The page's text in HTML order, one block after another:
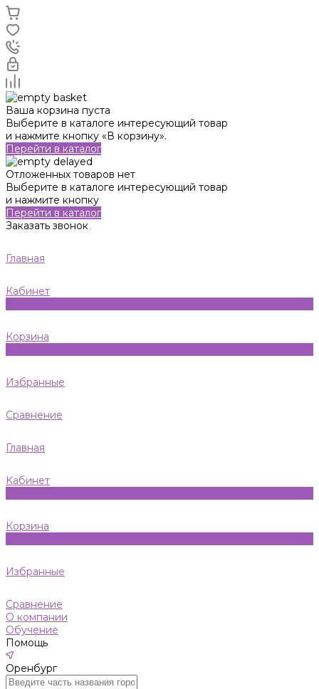
Ваша корзина пуста
Выберите в каталоге интересующий товар
и нажмите кнопку «В корзину».
Перейти в каталог
Отложенных товаров нет
Выберите в каталоге интересующий товар
и нажмите кнопку
Перейти в каталог
Заказать звонок
Главная
Кабинет
Корзина
Избранные
Сравнение
Главная
Кабинет
Корзина
Избранные
Сравнение
О компании
Обучение
Помощь
Оренбург